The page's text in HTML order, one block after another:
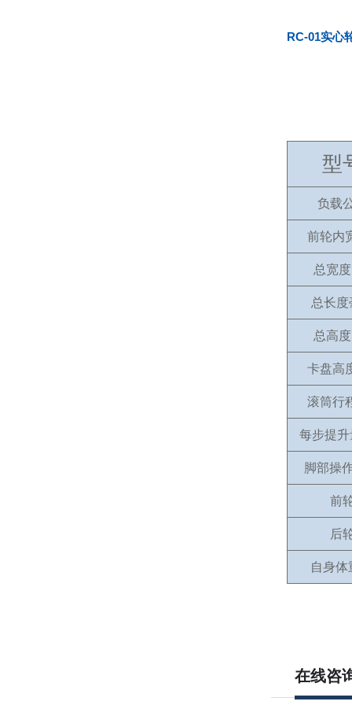
RC-01实心
型
负载
前轮内
总宽
总长度
总高
卡盘高
滚筒行
每步提升
脚部操
前
后
自身体
在线咨